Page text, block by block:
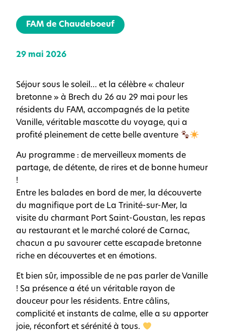
FAM de Chaudeboeuf
29 mai 2026
Séjour sous le soleil… et la célèbre « chaleur
bretonne » à Brech du 26 au 29 mai pour les
résidents du FAM, accompagnés de la petite
Vanille, véritable mascotte du voyage, qui a
profité pleinement de cette belle aventure
Au programme : de merveilleux moments de
partage, de détente, de rires et de bonne humeur
!
Entre les balades en bord de mer, la découverte
du magnifique port de La Trinité-sur-Mer, la
visite du charmant Port Saint-Goustan, les repas
au restaurant et le marché coloré de Carnac,
chacun a pu savourer cette escapade bretonne
riche en découvertes et en émotions.
Et bien sûr, impossible de ne pas parler de Vanille
! Sa présence a été un véritable rayon de
douceur pour les résidents. Entre câlins,
complicité et instants de calme, elle a su apporter
joie, réconfort et sérénité à tous.